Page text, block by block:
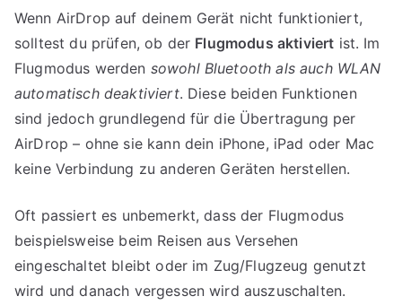
Wenn AirDrop auf deinem Gerät nicht funktioniert,
solltest du prüfen, ob der Flugmodus aktiviert ist. Im
Flugmodus werden sowohl Bluetooth als auch WLAN
automatisch deaktiviert. Diese beiden Funktionen
sind jedoch grundlegend für die Übertragung per
AirDrop – ohne sie kann dein iPhone, iPad oder Mac
keine Verbindung zu anderen Geräten herstellen.
Oft passiert es unbemerkt, dass der Flugmodus
beispielsweise beim Reisen aus Versehen
eingeschaltet bleibt oder im Zug/Flugzeug genutzt
wird und danach vergessen wird auszuschalten.